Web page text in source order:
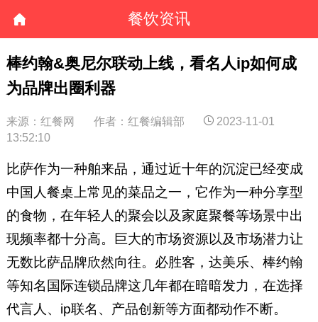
餐饮资讯
棒约翰&奥尼尔联动上线，看名人ip如何成
为品牌出圈利器
来源：红餐网 作者：红餐编辑部
2023-11-01
13:52:10
比萨作为一种舶来品，通过近十年的沉淀已经变成
中国人餐桌上常见的菜品之一，它作为一种分享型
的食物，在年轻人的聚会以及家庭聚餐等场景中出
现频率都十分高。巨大的市场资源以及市场潜力让
无数比萨品牌欣然向往。必胜客，达美乐、棒约翰
等知名国际连锁品牌这几年都在暗暗发力，在选择
代言人、ip联名、产品创新等方面都动作不断。